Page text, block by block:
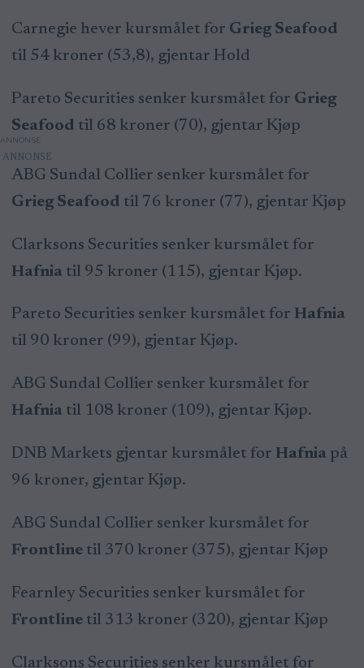
Carnegie hever kursmålet for Grieg Seafood
til 54 kroner (53,8), gjentar Hold
Pareto Securities senker kursmålet for Grieg
Seafood til 68 kroner (70), gjentar Kjøp
ANNONSE
ABG Sundal Collier senker kursmålet for
Grieg Seafood til 76 kroner (77), gjentar Kjøp
Clarksons Securities senker kursmålet for
Hafnia til 95 kroner (115), gjentar Kjøp.
Pareto Securities senker kursmålet for Hafnia
til 90 kroner (99), gjentar Kjøp.
ABG Sundal Collier senker kursmålet for
Hafnia til 108 kroner (109), gjentar Kjøp.
DNB Markets gjentar kursmålet for Hafnia på
96 kroner, gjentar Kjøp.
ABG Sundal Collier senker kursmålet for
Frontlinetil 370 kroner (375), gjentar Kjøp
Fearnley Securities senker kursmålet for
Frontlinetil 313 kroner (320), gjentar Kjøp
Clarksons Securities senker kursmålet for